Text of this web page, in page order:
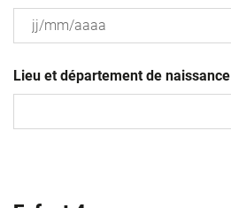
slash
MM
Lieu et département de naissance